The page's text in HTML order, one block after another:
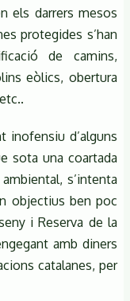
els darrers mesos
protegides s’han
de camins,
eòlics, obertura
inofensiu d’alguns
sota una coartada
s’intenta
objectius ben poc
i Reserva de la
amb diners
catalanes, per